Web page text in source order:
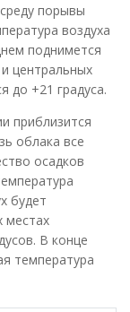
порывы
воздуха
поднимется
центральных
до +21 градуса.
приблизится
облака все
осадков
будет
местах
В конце
температура